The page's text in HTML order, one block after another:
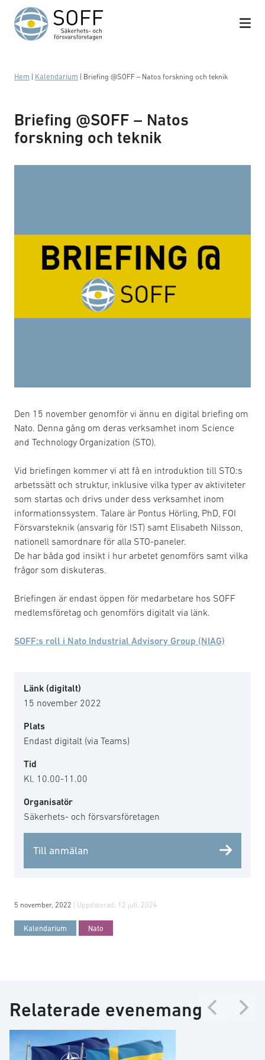
Hoppa till innehåll
Hem Kalendarium Briefing @SOFF – Natos forskning och teknik
Briefing @SOFF – Natos
forskning och teknik
Den 15 november genomför vi ännu en digital briefing om
Nato. Denna gång om deras verksamhet inom Science
and Technology Organization (STO).
Vid briefingen kommer vi att få en introduktion till STO:s
arbetssätt och struktur, inklusive vilka typer av aktiviteter
som startas och drivs under dess verksamhet inom
informationssystem. Talare är Pontus Hörling, PhD, FOI
Försvarsteknik (ansvarig för IST) samt Elisabeth Nilsson,
nationell samordnare för alla STO-paneler.
De har båda god insikt i hur arbetet genomförs samt vilka
frågor som diskuteras.
Briefingen är endast öppen för medarbetare hos SOFF
medlemsföretag och genomförs digitalt via länk.
SOFF:s roll i Nato Industrial Advisory Group (NIAG)
Länk (digitalt)
15 november 2022
Plats
Endast digitalt (via Teams)
Tid
Kl. 10.00-11.00
Organisatör
Säkerhets- och försvarsföretagen
Till anmälan
5 november, 2022 | Uppdaterad: 12 juli, 2024
Kalendarium Nato
Relaterade evenemang